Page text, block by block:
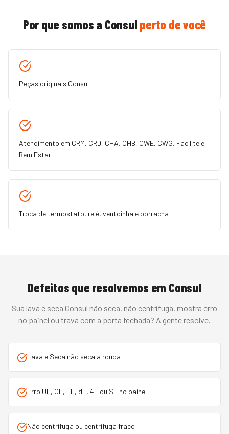
Por que somos a Consul perto de você
Peças originais Consul
Atendimento em CRM, CRD, CHA, CHB, CWE, CWG, Facilite e
Bem Estar
Troca de termostato, relé, ventoinha e borracha
Defeitos que resolvemos em Consul
Sua lava e seca Consul não seca, não centrifuga, mostra erro
no painel ou trava com a porta fechada? A gente resolve.
Lava e Seca não seca a roupa
Erro UE, OE, LE, dE, 4E ou SE no painel
Não centrifuga ou centrifuga fraco